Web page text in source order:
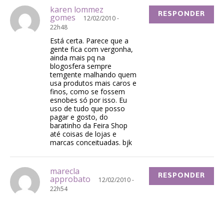
karen lommez
gomes
12/02/2010 -
22h48
Está certa. Parece que a
gente fica com vergonha,
ainda mais pq na
blogosfera sempre
temgente malhando quem
usa produtos mais caros e
finos, como se fossem
esnobes só por isso. Eu
uso de tudo que posso
pagar e gosto, do
baratinho da Feira Shop
até coisas de lojas e
marcas conceituadas. bjk
RESPONDER
marecla
approbato
12/02/2010 -
22h54
RESPONDER